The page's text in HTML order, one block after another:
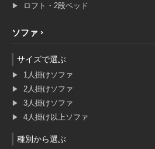
ロフト・2段ベッド
ソファ
サイズで選ぶ
1人掛けソファ
2人掛けソファ
3人掛けソファ
4人掛け以上ソファ
種別から選ぶ